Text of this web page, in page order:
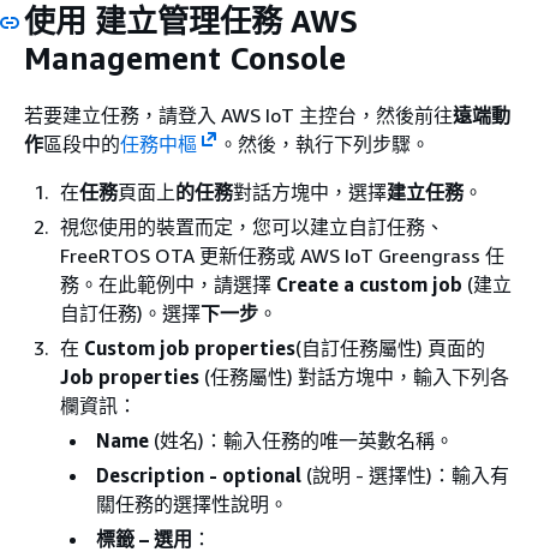
使用 建立管理任務 AWS
Management Console
若要建立任務，請登入 AWS IoT 主控台，然後前往遠端動
作區段中的任務中樞
。然後，執行下列步驟。
在任務頁面上的任務對話方塊中，選擇建立任務。
視您使用的裝置而定，您可以建立自訂任務、
FreeRTOS OTA 更新任務或 AWS IoT Greengrass 任
務。在此範例中，請選擇 Create a custom job (建立
自訂任務)。選擇下一步 。
在 Custom job properties(自訂任務屬性) 頁面的
Job properties (任務屬性) 對話方塊中，輸入下列各
欄資訊：
Name (姓名)：輸入任務的唯一英數名稱。
Description - optional (說明 - 選擇性)：輸入有
關任務的選擇性說明。
標籤 – 選用 ：